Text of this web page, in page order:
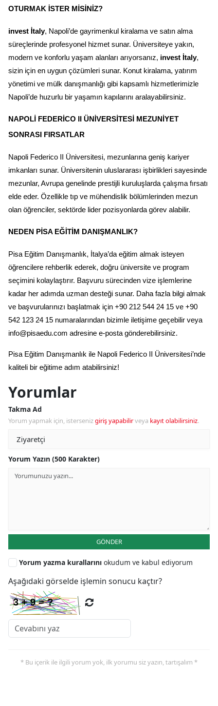
OTURMAK İSTER MISINIZ?
invest İtaly, Napoli’de gayrimenkul kiralama ve satın alma
süreçlerinde profesyonel hizmet sunar. Üniversiteye yakın,
modern ve konforlu yaşam alanları arıyorsanız, invest İtaly,
sizin için en uygun çözümleri sunar. Konut kiralama, yatırım
yönetimi ve mülk danışmanlığı gibi kapsamlı hizmetlerimizle
Napoli’de huzurlu bir yaşamın kapılarını aralayabilirsiniz.
NAPOLI FEDERICO II ÜNIVERSITESI MEZUNIYET
SONRASI FIRSATLAR
Napoli Federico II Üniversitesi, mezunlarına geniş kariyer
imkanları sunar. Üniversitenin uluslararası işbirlikleri sayesinde
mezunlar, Avrupa genelinde prestijli kuruluşlarda çalışma fırsatı
elde eder. Özellikle tıp ve mühendislik bölümlerinden mezun
olan öğrenciler, sektörde lider pozisyonlarda görev alabilir.
NEDEN PISA EĞITIM DANIŞMANLIK?
Pisa Eğitim Danışmanlık, İtalya’da eğitim almak isteyen
öğrencilere rehberlik ederek, doğru üniversite ve program
seçimini kolaylaştırır. Başvuru sürecinden vize işlemlerine
kadar her adımda uzman desteği sunar. Daha fazla bilgi almak
ve başvurularınızı başlatmak için +90 212 544 24 15 ve +90
542 123 24 15 numaralarından bizimle iletişime geçebilir veya
info@pisaedu.com adresine e-posta gönderebilirsiniz.
Pisa Eğitim Danışmanlık ile Napoli Federico II Üniversitesi’nde
kaliteli bir eğitime adım atabilirsiniz!
Yorumlar
Takma Ad
Yorum yapmak için, istersenizgiriş yapabilirveya kayıt olabilirsiniz.
Yorum Yazın (500 Karakter)
GÖNDER
Yorum yazma kurallarını okudum ve kabul ediyorum
Aşağıdaki görselde işlemin sonucu kaçtır?
* Bu içerik ile ilgili yorum yok, ilk yorumu siz yazın, tartışalım *